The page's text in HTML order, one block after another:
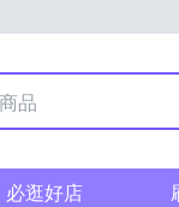
必逛好店